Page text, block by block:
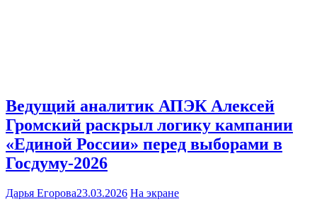
Ведущий аналитик АПЭК Алексей
Громский раскрыл логику кампании
«Единой России» перед выборами в
Госдуму-2026
Дарья Егорова23.03.2026 На экране